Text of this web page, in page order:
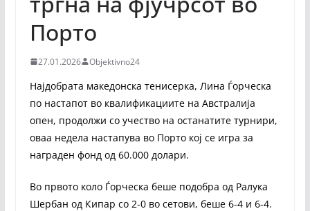
Порто
27.01.2026 Objektivno24
Најдобрата македонска тенисерка, Лина Ѓорческа
по настапот во квалификациите на Австралија
опен, продолжи со учество на останатите турнири,
оваа недела настапува во Порто кој се игра за
награден фонд од 60.000 долари.
Во првото коло Ѓорческа беше подобра од Ралука
Шербан од Кипар со 2-0 во сетови, беше 6-4 и 6-4.